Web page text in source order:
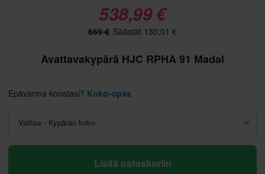
538,99 €
669 € Säästät 130,01 €
Avattavakypärä HJC RPHA 91 Madal
Epävarma koostasi? Koko-opas
Valitse - Kypärän koko
Lisää ostoskoriin